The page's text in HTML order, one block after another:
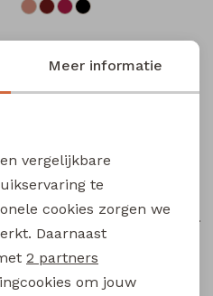
Bakkaboe
Bakkaboe
Fenda baby W20261 baby meisjes denim jack Wijnrood
24,99
Meer informatie
vergelijkbare
te
cookies zorgen we
Daarnaast
2 partners
om jouw